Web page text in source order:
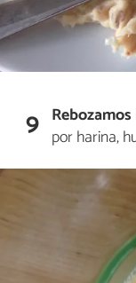
9 por harina,